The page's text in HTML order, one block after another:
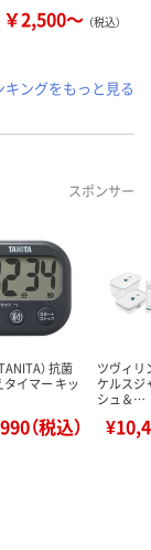
￥2,500～ （税込）
キングをもっと見る
スポンサー
） 抗菌
タイマー キッ
（税込）
ツヴィリ
ケルスジ
シュ＆…